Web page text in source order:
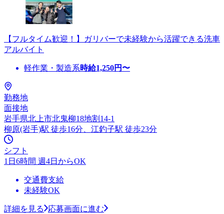
【フルタイム歓迎！】ガリバーで未経験から活躍できる洗車
アルバイト
軽作業・製造系時給1,250円〜
勤務地
面接地
岩手県北上市北鬼柳18地割14-1
柳原(岩手)駅 徒歩16分、江釣子駅 徒歩23分
シフト
1日6時間 週4日からOK
交通費支給
未経験OK
詳細を見る
応募画面に進む